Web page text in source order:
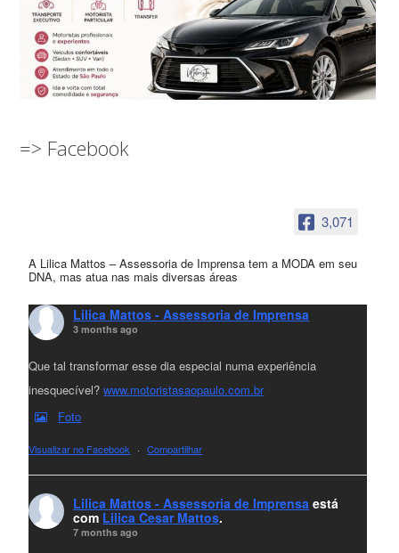
=> Facebook
3,071
A Lilica Mattos – Assessoria de Imprensa tem a MODA em seu
DNA, mas atua nas mais diversas áreas
Lilica Mattos - Assessoria de Imprensa
3 months ago
Que tal transformar esse dia especial numa experiência
inesquecível?www.motoristasaopaulo.com.br
Foto
Visualizar no Facebook · Compartilhar
Lilica Mattos - Assessoria de Imprensa está
com Lilica Cesar Mattos.
7 months ago